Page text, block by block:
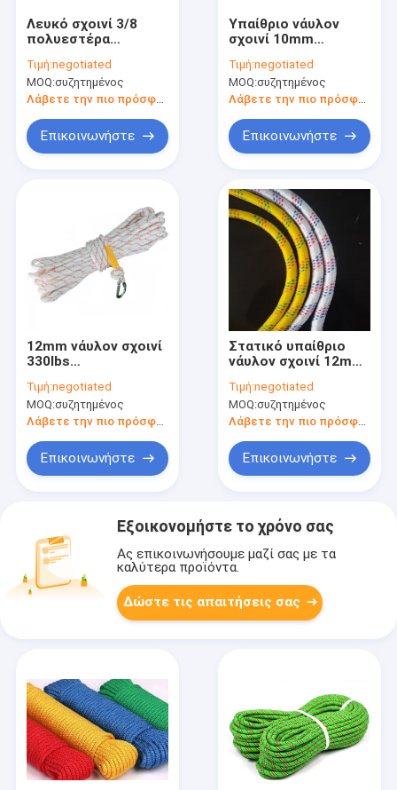
Λευκό σχοινί 3/8
πολυεστέρα
10mm διπλό μέσα με
τους κόκκινους
ανιχνευτές
Τιμή:negotiated
MOQ:συζητημένος
Λάβετε την πιο πρόσφατη τιμή
Επικοινωνήστε
Υπαίθριο νάυλον
σχοινί 10mm
χρώμα 50ft/100ft
330lbs ομπρελών
Τιμή:negotiated
MOQ:συζητημένος
Επικοινωνήστε
12mm νάυλον σχοινί
330lbs
σχοινιών 100 FT για
την αναρρίχηση
Τιμή:negotiated
MOQ:συζητημένος
Λάβετε την πιο πρόσφατη τιμή
Επικοινωνήστε
Στατικό υπαίθριο
νάυλον σχοινί 12mm
αναρρίχηση βράχου
ασφάλειας
Τιμή:negotiated
MOQ:συζητημένος
Λάβετε την πιο πρόσφατη τιμή
Επικοινωνήστε
Εξοικονομήστε το χρόνο σας
Ας επικοινωνήσουμε μαζί σας με τα
καλύτερα προϊόντα.
Δώστε τις απαιτήσεις σας